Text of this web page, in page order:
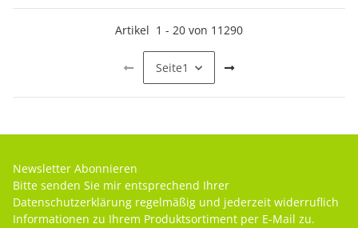
Artikel 1 - 20 von 11290
Seite1
Newsletter Abonnieren
Bitte senden Sie mir entsprechend Ihrer
Datenschutzerklärung regelmäßig und jederzeit widerruflich
Informationen zu Ihrem Produktsortiment per E-Mail zu.